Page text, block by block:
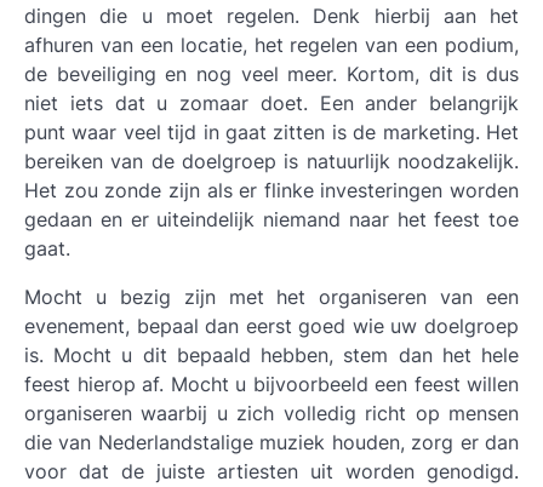
dingen die u moet regelen. Denk hierbij aan het
afhuren van een locatie, het regelen van een podium,
de beveiliging en nog veel meer. Kortom, dit is dus
niet iets dat u zomaar doet. Een ander belangrijk
punt waar veel tijd in gaat zitten is de marketing. Het
bereiken van de doelgroep is natuurlijk noodzakelijk.
Het zou zonde zijn als er flinke investeringen worden
gedaan en er uiteindelijk niemand naar het feest toe
gaat.
Mocht u bezig zijn met het organiseren van een
evenement, bepaal dan eerst goed wie uw doelgroep
is. Mocht u dit bepaald hebben, stem dan het hele
feest hierop af. Mocht u bijvoorbeeld een feest willen
organiseren waarbij u zich volledig richt op mensen
die van Nederlandstalige muziek houden, zorg er dan
voor dat de juiste artiesten uit worden genodigd.